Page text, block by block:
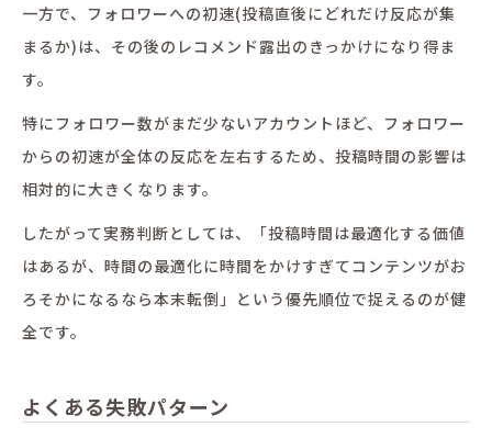
一方で、フォロワーへの初速(投稿直後にどれだけ反応が集
まるか)は、その後のレコメンド露出のきっかけになり得ま
す。
特にフォロワー数がまだ少ないアカウントほど、フォロワー
からの初速が全体の反応を左右するため、投稿時間の影響は
相対的に大きくなります。
したがって実務判断としては、「投稿時間は最適化する価値
はあるが、時間の最適化に時間をかけすぎてコンテンツがお
ろそかになるなら本末転倒」という優先順位で捉えるのが健
全です。
よくある失敗パターン